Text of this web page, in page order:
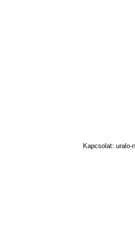
Kapcsolat: uralo-